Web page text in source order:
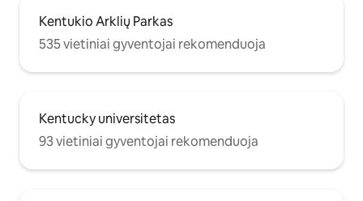
Kentukio Arklių Parkas
535 vietiniai gyventojai rekomenduoja
Kentucky universitetas
93 vietiniai gyventojai rekomenduoja